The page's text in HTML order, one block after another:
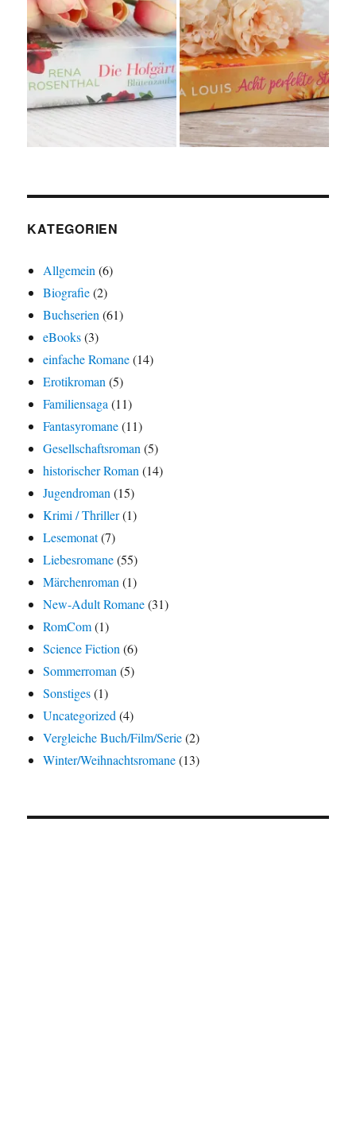
KATEGORIEN
Allgemein (6)
Biografie(2)
Buchserien (61)
eBooks(3)
einfache Romane(14)
Erotikroman (5)
Familiensaga (11)
Fantasyromane(11)
Gesellschaftsroman (5)
historischer Roman (14)
Jugendroman (15)
Krimi / Thriller(1)
Lesemonat(7)
Liebesromane(55)
Märchenroman (1)
New-Adult Romane(31)
RomCom(1)
Science Fiction (6)
Sommerroman (5)
Sonstiges(1)
Uncategorized (4)
Vergleiche Buch/Film/Serie(2)
Winter/Weihnachtsromane(13)